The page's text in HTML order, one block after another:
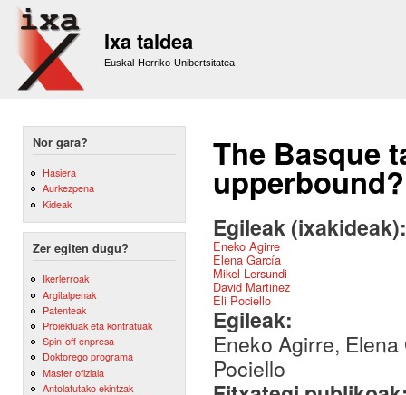
Ixa taldea
Euskal Herriko Unibertsitatea
Nor gara?
Hasiera
Aurkezpena
Kideak
Zer egiten dugu?
Ikerlerroak
Argitalpenak
Patenteak
Proiektuak eta kontratuak
Spin-off enpresa
Doktorego programa
Master ofiziala
Antolatutako ekintzak
The Basque
upperbound?
Egileak
Eneko Agirre
Elena García
Mikel Lersundi
David Martinez
Eli Pociello
Egileak:
Eneko Agirre,
Pociello